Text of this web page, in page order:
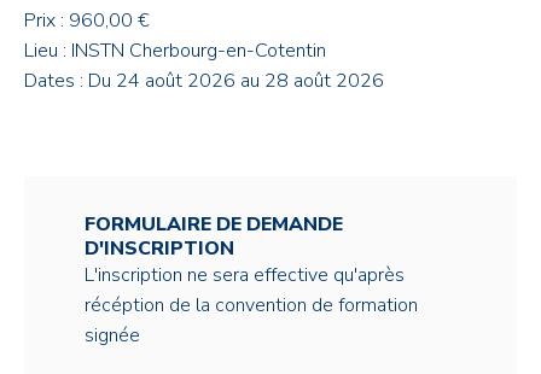
Prix : 960,00 €
Lieu : INSTN Cherbourg-en-Cotentin
Dates : Du 24 août 2026 au 28 août 2026
FORMULAIRE DE DEMANDE
D'INSCRIPTION
L'inscription ne sera effective qu'après
récéption de la convention de formation
signée